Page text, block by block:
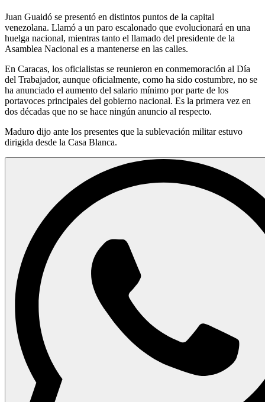
Juan Guaidó se presentó en distintos puntos de la capital
venezolana. Llamó a un paro escalonado que evolucionará en una
huelga nacional, mientras tanto el llamado del presidente de la
Asamblea Nacional es a mantenerse en las calles.
En Caracas, los oficialistas se reunieron en conmemoración al Día
del Trabajador, aunque oficialmente, como ha sido costumbre, no se
ha anunciado el aumento del salario mínimo por parte de los
portavoces principales del gobierno nacional. Es la primera vez en
dos décadas que no se hace ningún anuncio al respecto.
Maduro dijo ante los presentes que la sublevación militar estuvo
dirigida desde la Casa Blanca.